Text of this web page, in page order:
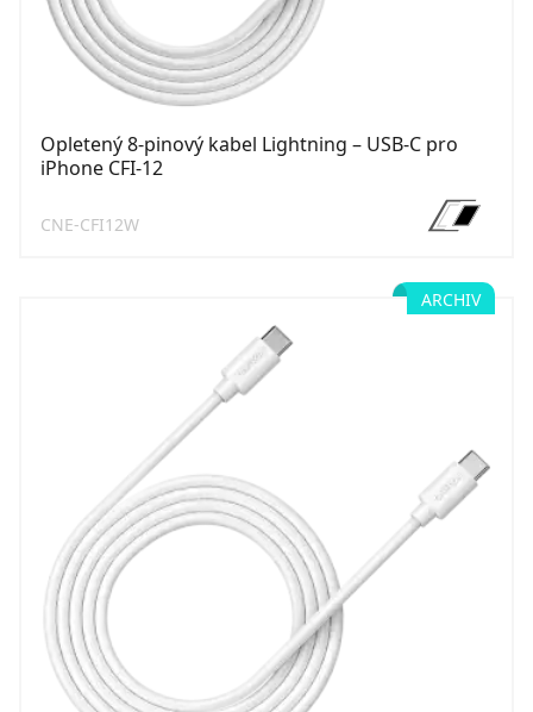
Opletený 8-pinový kabel Lightning – USB-C pro
iPhone CFI-12
CNE-CFI12W
ARCHIV